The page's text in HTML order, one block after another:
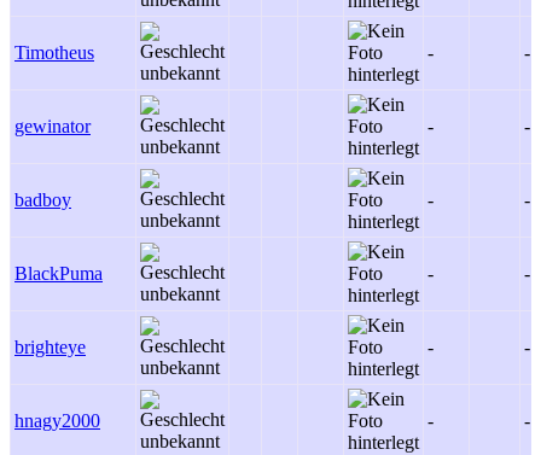
Timotheus - -
gewinator - -
badboy - -
BlackPuma - -
brighteye - -
hnagy2000 - -